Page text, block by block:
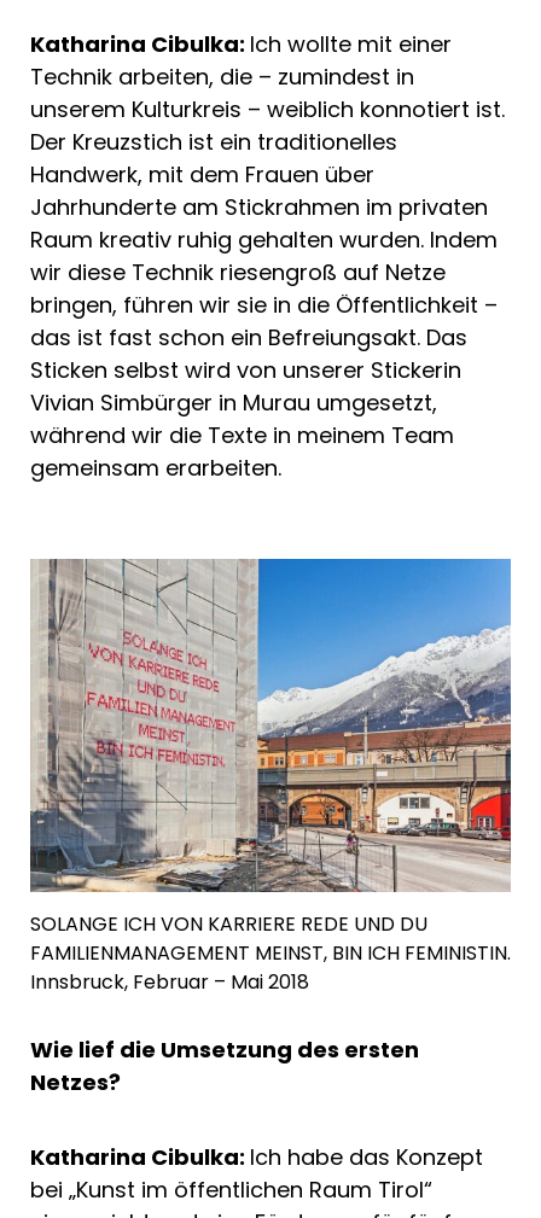
Katharina Cibulka: Ich wollte mit einer
Technik arbeiten, die – zumindest in
unserem Kulturkreis – weiblich konnotiert ist.
Der Kreuzstich ist ein traditionelles
Handwerk, mit dem Frauen über
Jahrhunderte am Stickrahmen im privaten
Raum kreativ ruhig gehalten wurden. Indem
wir diese Technik riesengroß auf Netze
bringen, führen wir sie in die Öffentlichkeit –
das ist fast schon ein Befreiungsakt. Das
Sticken selbst wird von unserer Stickerin
Vivian Simbürger in Murau umgesetzt,
während wir die Texte in meinem Team
gemeinsam erarbeiten.
SOLANGE ICH VON KARRIERE REDE UND DU
FAMILIENMANAGEMENT MEINST, BIN ICH FEMINISTIN.
Innsbruck, Februar – Mai 2018
Wie lief die Umsetzung des ersten
Netzes?
Katharina Cibulka: Ich habe das Konzept
bei „Kunst im öffentlichen Raum Tirol“